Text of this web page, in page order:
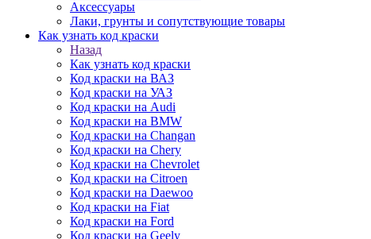
Аксессуары
Лаки, грунты и сопутствующие товары
Как узнать код краски
Назад
Как узнать код краски
Код краски на ВАЗ
Код краски на УАЗ
Код краски на Audi
Код краски на BMW
Код краски на Changan
Код краски на Chery
Код краски на Chevrolet
Код краски на Citroen
Код краски на Daewoo
Код краски на Fiat
Код краски на Ford
Код краски на Geely